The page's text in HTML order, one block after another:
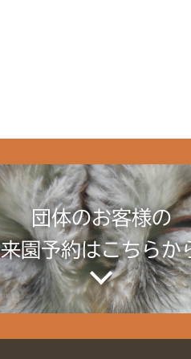
団体のお客様の
来園予約はこちらか